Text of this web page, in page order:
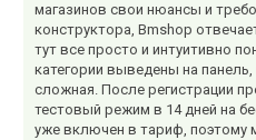
магазинов свои нюансы и
конструктора, Вmshор
тут все просто и интуитивно
категории выведены на панель,
сложная. После регистрации
тестовый режим в 14 дней на
уже включен в тариф, поэтому